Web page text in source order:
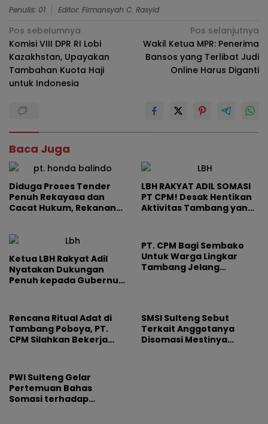
Penulis: 01 Editor: Firmansyah C. Rasyid
Navigasi
pos
Pos sebelumnya
Komisi VIII DPR RI Lobi
Kazakhstan, Upayakan
Tambahan Kuota Haji
untuk Indonesia
Pos selanjutnya
Wakil Ketua MPR: Penerima
Bansos yang Terlibat Judi
Online Harus Diganti
Baca Juga
Diduga Proses Tender
Penuh Rekayasa dan
Cacat Hukum, Rekanan
LBH RAKYAT ADIL SOMASI
PT CPM! Desak Hentikan
Aktivitas Tambang yang
Ketua LBH Rakyat Adil
Nyatakan Dukungan
Penuh kepada Gubernur
PT. CPM Bagi Sembako
Untuk Warga Lingkar
Tambang Jelang
Rencana Ritual Adat di
Tambang Poboya, PT.
CPM Silahkan Bekerja
SMSI Sulteng Sebut
Terkait Anggotanya
Disomasi Mestinya
PWI Sulteng Gelar
Pertemuan Bahas
Somasi terhadap